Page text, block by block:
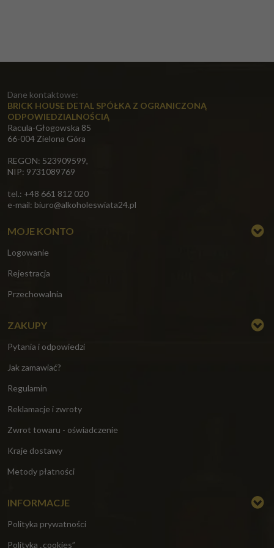
Dane kontaktowe:
BRICK HOUSE DETAL SPÓŁKA Z OGRANICZONĄ
ODPOWIEDZIALNOŚCIĄ
Racula-Głogowska 85
66-004 Zielona Góra
REGON: 523909599,
NIP: 9731089769
tel.: +48 661 812 020
e-mail: biuro@alkoholeswiata24.pl
MOJE KONTO
Logowanie
Rejestracja
Przechowalnia
ZAKUPY
Pytania i odpowiedzi
Jak zamawiać?
Regulamin
Reklamacje i zwroty
Zwrot towaru - oświadczenie
Kraje dostawy
Metody płatności
INFORMACJE
Polityka prywatności
Polityka „cookies”